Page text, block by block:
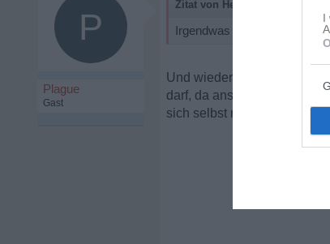
I
P
Plague
Gast
Zitat von Heffalump:
Irgendwas musst du ändern,
Und wieder frage ich mich,
darf, da anscheinend
sich selbst noch irgendwie